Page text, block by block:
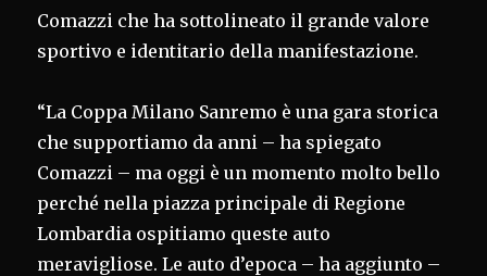
Comazzi che ha sottolineato il grande valore
sportivo e identitario della manifestazione.
“La Coppa Milano Sanremo è una gara storica
che supportiamo da anni – ha spiegato
Comazzi – ma oggi è un momento molto bello
perché nella piazza principale di Regione
Lombardia ospitiamo queste auto
meravigliose. Le auto d’epoca – ha aggiunto –